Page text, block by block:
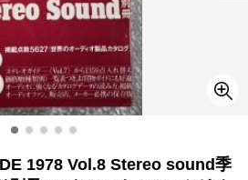
1978 Vol.8 Stereo sound季